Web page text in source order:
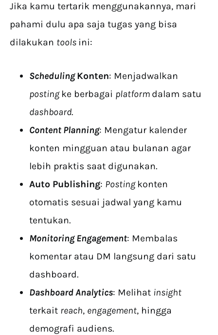
Jika kamu tertarik menggunakannya, mari
pahami dulu apa saja tugas yang bisa
dilakukan tools ini:
SchedulingKonten: Menjadwalkan
posting ke berbagai platform dalam satu
dashboard.
Content Planning: Mengatur kalender
konten mingguan atau bulanan agar
lebih praktis saat digunakan.
Auto Publishing: Posting konten
otomatis sesuai jadwal yang kamu
tentukan.
Monitoring Engagement: Membalas
komentar atau DM langsung dari satu
dashboard.
Dashboard Analytics: Melihat insight
terkait reach, engagement, hingga
demografi audiens.